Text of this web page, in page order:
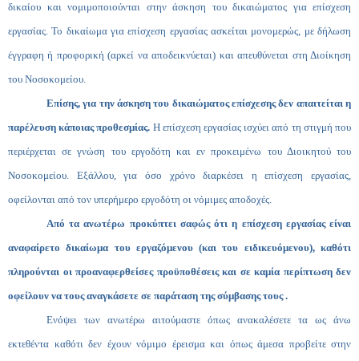
δικαίου και νομιμοποιούνται στην άσκηση του δικαιώματος για επίσχεση
εργασίας. Το δικαίωμα για επίσχεση εργασίας ασκείται μονομερώς, με δήλωση
έγγραφη ή προφορική (αρκεί να αποδεικνύεται) και απευθύνεται στη Διοίκηση
του Νοσοκομείου.
Επίσης, για την άσκηση του δικαιώματος επίσχεσης δεν απαιτείται η
παρέλευση κάποιας προθεσμίας. Η επίσχεση εργασίας ισχύει από τη στιγμή που
περιέρχεται σε γνώση του εργοδότη και εν προκειμένω του Διοικητού του
Νοσοκομείου. Εξάλλου, για όσο χρόνο διαρκέσει η επίσχεση εργασίας,
οφείλονται από τον υπερήμερο εργοδότη οι νόμιμες αποδοχές.
Από τα ανωτέρω προκύπτει σαφώς ότι η επίσχεση εργασίας είναι
αναφαίρετο δικαίωμα του εργαζόμενου (και του ειδικευόμενου), καθότι
πληρούνται οι προαναφερθείσες προϋποθέσεις και σε καμία περίπτωση δεν
οφείλουν να τους αναγκάσετε σε παράταση της σύμβασης τους .
Ενόψει των ανωτέρω αιτούμαστε όπως ανακαλέσετε τα ως άνω
εκτεθέντα καθότι δεν έχουν νόμιμο έρεισμα και όπως άμεσα προβείτε στην